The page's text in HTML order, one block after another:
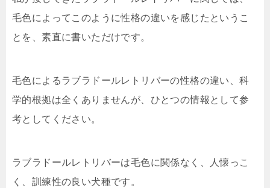
毛色によってこのように性格の違いを感じたというこ
とを、素直に書いただけです。
毛色によるラブラドールレトリバーの性格の違い、科
学的根拠は全くありませんが、ひとつの情報として参
考としてください。
ラブラドールレトリバーは毛色に関係なく、人懐っこ
く、訓練性の良い犬種です。